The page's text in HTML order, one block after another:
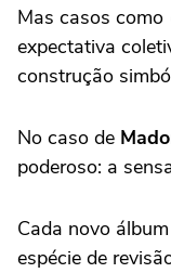
Mas casos como
expectativa
construção
No caso de
poderoso: a
Cada novo
espécie de